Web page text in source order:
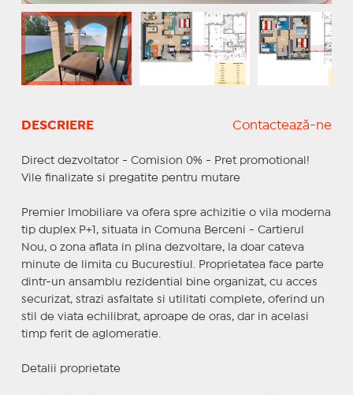
DESCRIERE Contactează-ne
Direct dezvoltator - Comision 0% - Pret promotional!
Vile finalizate si pregatite pentru mutare
Premier Imobiliare va ofera spre achizitie o vila moderna
tip duplex P+1, situata in Comuna Berceni - Cartierul
Nou, o zona aflata in plina dezvoltare, la doar cateva
minute de limita cu Bucurestiul. Proprietatea face parte
dintr-un ansamblu rezidential bine organizat, cu acces
securizat, strazi asfaltate si utilitati complete, oferind un
stil de viata echilibrat, aproape de oras, dar in acelasi
timp ferit de aglomeratie.
Detalii proprietate